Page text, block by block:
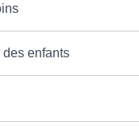
enfants